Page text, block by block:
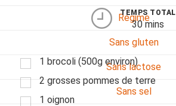
Régime
Sans gluten
Sans lactose
Sans sel
TEMPS TOTAL
30 mins
1 brocoli (500g environ)
2 grosses pommes de terre
1 oignon